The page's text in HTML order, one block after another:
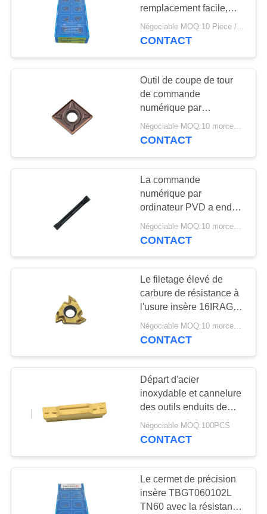
D'USINE
CONTRÔLE
DE
QUALITÉ
CONTACTEZ-
NOUS
NOUVELLES
DEMANDEZ
CITATION
CONFIDENTIALITÉ
remplacement facile,
tour en céramique insère
TPGH090204L TN60
Négociable MOQ:10 Piece / Pieces
CONTACT
Outil de coupe de tour
de commande
numérique par
ordinateur de ZCC.CT
CNMG120408-EM pour
Négociable MOQ:10 morceaux
CONTACT
La commande
numérique par
ordinateur PVD a enduit
le départ de tour de
MGMN200-T et des
CONTACT
Le filetage élevé de
carbure de résistance à
l'usure insère 16IRAG60
pour l'outil de tour
Négociable MOQ:10 morceaux
CONTACT
Départ d'acier
inoxydable et cannelure
des outils enduits de
tour de carbure de CVD
des insertions
Négociable MOQ:100PCS
CONTACT
Le cermet de précision
insère TBGT060102L
TN60 avec la résistance